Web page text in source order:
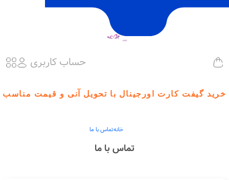
حساب کاربری
خرید گیفت کارت اورجینال با تحویل آنی و قیمت مناسب
خانهتماس با ما
تماس با ما